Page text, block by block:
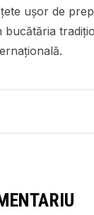
ușor de
bucătăria